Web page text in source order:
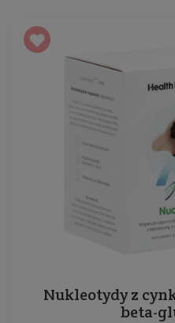
Nukleotydy z
beta-